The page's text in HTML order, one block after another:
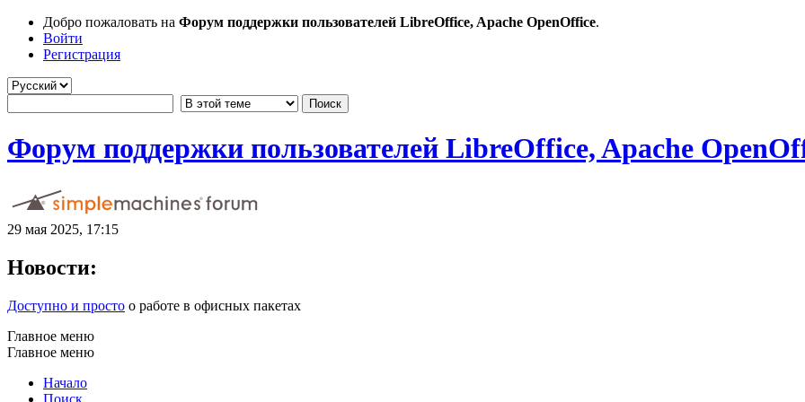
Добро пожаловать на Форум поддержки пользователей LibreOffice, Apache OpenOffice.
Войти
Регистрация
Форум поддержки пользователей LibreOffice, Apache
29 мая 2025, 17:15
Новости:
Доступно и просто о работе в офисных пакетах
Главное меню
Главное меню
Начало
Поиск